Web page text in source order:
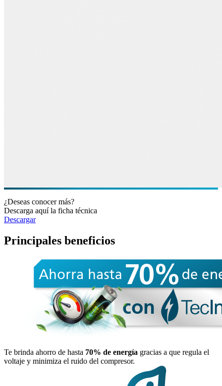
¿Deseas conocer más?
Descarga aquí la ficha técnica
Descargar
Principales beneficios
Te brinda ahorro de hasta 70% de energía gracias a que regula el
voltaje y minimiza el ruido del compresor.